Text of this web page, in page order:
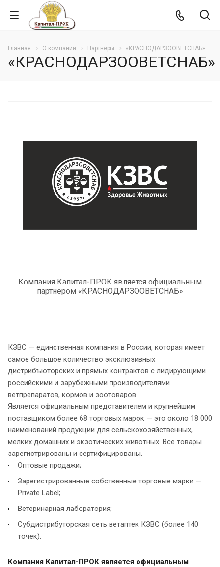
Главная О компании Партнеры «КРАСНОДАРЗООВЕТСНАБ»
«КРАСНОДАРЗООВЕТСНАБ»
Компания Капитал-ПРОК является официальным
партнером «КРАСНОДАРЗООВЕТСНАБ»
КЗВС — единственная компания в России, которая имеет
самое большое количество эксклюзивных
дистрибъюторских и прямых контрактов с лидирующими
российскими и зарубежными производителями
ветпрепаратов, кормов и зоотоваров.
Является официальным представителем и крупнейшим
поставщиком более 68 торговых марок — это около 18 000
наименований продукции для сельскохозяйственных,
мелких домашних и экзотических животных. Все товары
зарегистрированы и сертифицированы.
Оптовые продажи;
Зарегистрированные собственные торговые марки —
Private Label;
Ветеринарная лаборатория;
Субдистрибуторская сеть ветаптек КЗВС (более 140
точек).
Компания Капитал-ПРОК является официальным